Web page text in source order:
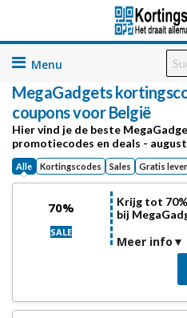
Skip
content
MegaGadgets
coupons voor België
Hier vind je de beste
promotiecodes en deals -
Alle Kortingscodes Sales Gratis
70%
SALE
Krijg tot
bij
Meer info